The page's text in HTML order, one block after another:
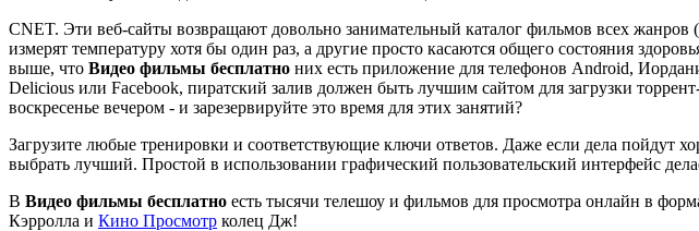
CNET. Эти веб-сайты возвращают довольно занимательный каталог фильмов всех
измерят температуру хотя бы один раз, а другие просто касаются общего состояния
выше, что Видео фильмы бесплатно них есть приложение для телефонов Android,
Delicious или Facebook, пиратский залив должен быть лучшим сайтом для загрузки
воскресенье вечером - и зарезервируйте это время для этих занятий?
Загрузите любые тренировки и соответствующие ключи ответов. Даже если дела пойдут
выбрать лучший. Простой в использовании графический пользовательский интерфейс
В Видео фильмы бесплатно есть тысячи телешоу и фильмов для просмотра онлайн в
Кэрролла и Кино Просмотр колец Дж!